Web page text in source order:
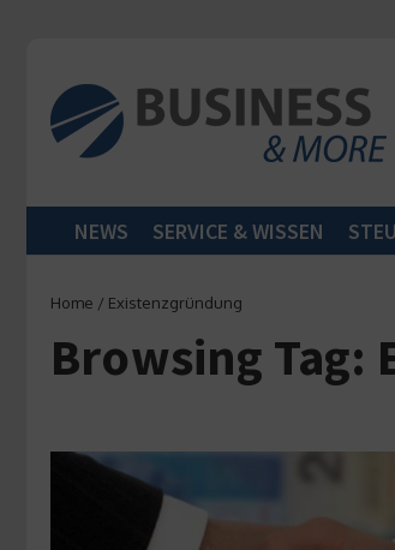
NEWS SERVICE & WISSEN
Home / Existenzgründung
Browsing Tag: